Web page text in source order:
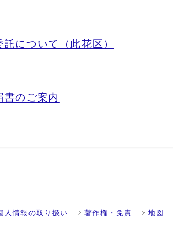
について（此花区）
書のご案内
人情報の取り扱い 著作権・免責 地図